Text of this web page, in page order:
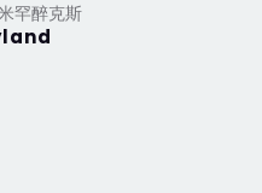
罕醉克斯